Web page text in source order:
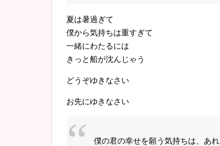
夏は暑過ぎて
僕から気持ちは重すぎて
一緒にわたるには
きっと船が沈んじゃう
どうぞゆきなさい
お先にゆきなさい
僕の君の幸せを願う気持ちは、あ